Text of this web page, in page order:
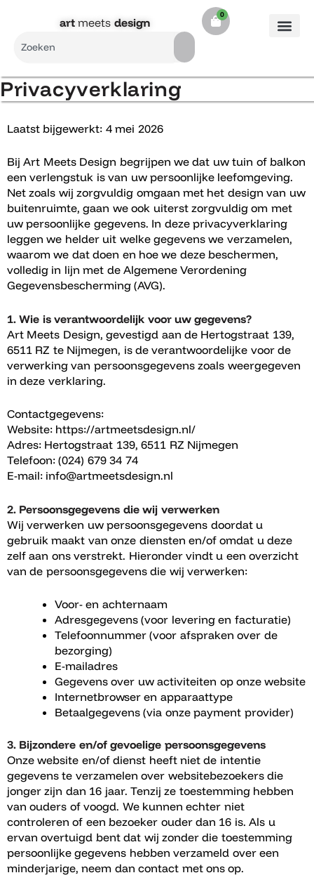
inhoud
artmeets design​
0
Cart
Privacyverklaring
Laatst bijgewerkt: 4 mei 2026
Bij Art Meets Design begrijpen we dat uw tuin of balkon
een verlengstuk is van uw persoonlijke leefomgeving.
Net zoals wij zorgvuldig omgaan met het design van uw
buitenruimte, gaan we ook uiterst zorgvuldig om met
uw persoonlijke gegevens. In deze privacyverklaring
leggen we helder uit welke gegevens we verzamelen,
waarom we dat doen en hoe we deze beschermen,
volledig in lijn met de Algemene Verordening
Gegevensbescherming (AVG).
1. Wie is verantwoordelijk voor uw gegevens?
Art Meets Design, gevestigd aan de Hertogstraat 139,
6511 RZ te Nijmegen, is de verantwoordelijke voor de
verwerking van persoonsgegevens zoals weergegeven
in deze verklaring.
Contactgegevens:
Website: https://artmeetsdesign.nl/
Adres: Hertogstraat 139, 6511 RZ Nijmegen
Telefoon: (024) 679 34 74
E-mail: info@artmeetsdesign.nl
2. Persoonsgegevens die wij verwerken
Wij verwerken uw persoonsgegevens doordat u
gebruik maakt van onze diensten en/of omdat u deze
zelf aan ons verstrekt. Hieronder vindt u een overzicht
van de persoonsgegevens die wij verwerken:
Voor- en achternaam
Adresgegevens (voor levering en facturatie)
Telefoonnummer (voor afspraken over de
bezorging)
E-mailadres
Gegevens over uw activiteiten op onze website
Internetbrowser en apparaattype
Betaalgegevens (via onze payment provider)
3. Bijzondere en/of gevoelige persoonsgegevens
Onze website en/of dienst heeft niet de intentie
gegevens te verzamelen over websitebezoekers die
jonger zijn dan 16 jaar. Tenzij ze toestemming hebben
van ouders of voogd. We kunnen echter niet
controleren of een bezoeker ouder dan 16 is. Als u
ervan overtuigd bent dat wij zonder die toestemming
persoonlijke gegevens hebben verzameld over een
minderjarige, neem dan contact met ons op.